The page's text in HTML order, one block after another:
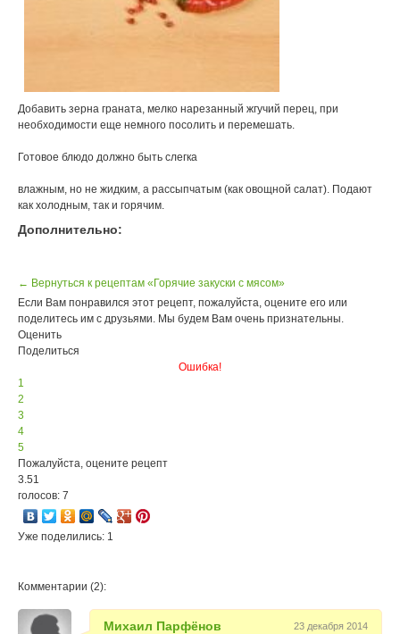
Добавить зерна граната, мелко нарезанный жгучий перец, при
необходимости еще немного посолить и перемешать.
Готовое блюдо должно быть слегка
влажным, но не жидким, а рассыпчатым (как овощной салат). Подают
как холодным, так и горячим.
Дополнительно:
← Вернуться к рецептам «Горячие закуски с мясом»
Если Вам понравился этот рецепт, пожалуйста, оцените его или
поделитесь им с друзьями. Мы будем Вам очень признательны.
Оценить
Поделиться
Ошибка!
1
2
3
4
5
Пожалуйста, оцените рецепт
3.51
голосов: 7
Уже поделились: 1
Комментарии (2):
Михаил Парфёнов 23 декабря 2014